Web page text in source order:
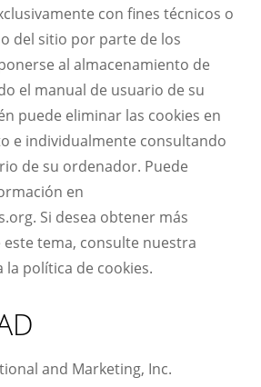
con fines técnicos o
del sitio por parte de los
al almacenamiento de
el manual de usuario de su
puede eliminar las cookies en
e individualmente consultando
de su ordenador. Puede
en
Si desea obtener más
tema, consulte nuestra
la política de cookies.
and Marketing, Inc.